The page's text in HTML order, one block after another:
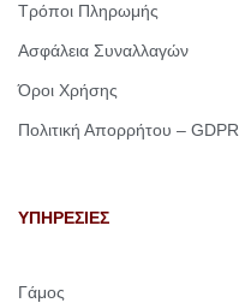
Τρόποι Πληρωμής
Ασφάλεια Συναλλαγών
Όροι Χρήσης
Πολιτική Απορρήτου – GDPR
ΥΠΗΡΕΣΙΕΣ
Γάμος